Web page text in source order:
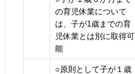
の育児休業について
は、子が1歳までの育
児休業とは別に取得可
能
○原則として子が１歳